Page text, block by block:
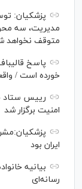
پزشکیان:
مدیریت، سه
متوقف نخواهد
پاسخ
خورده است /
امنیت برگزار شد
ایران بود
بیانیه
رسانه‌ای